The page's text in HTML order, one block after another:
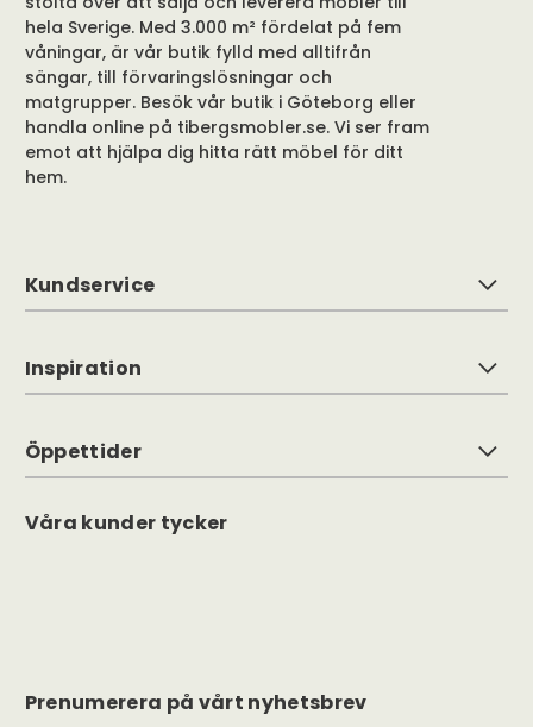
hela Sverige. Med 3.000 m² fördelat på fem
våningar, är vår butik fylld med alltifrån
sängar, till förvaringslösningar och
matgrupper. Besök vår butik i Göteborg eller
handla online på tibergsmobler.se. Vi ser fram
emot att hjälpa dig hitta rätt möbel för ditt
hem.
Kundservice
Inspiration
Öppettider
Våra kunder tycker
Prenumerera på vårt nyhetsbrev